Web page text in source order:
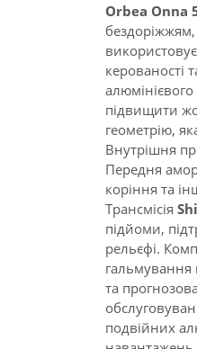
Orbea Onna
керованості
підвищити
геометрію,
Внутрішня
Передня
коріння та
Трансмісія
підйоми,
рельєфі.
гальмування
та
подвійних